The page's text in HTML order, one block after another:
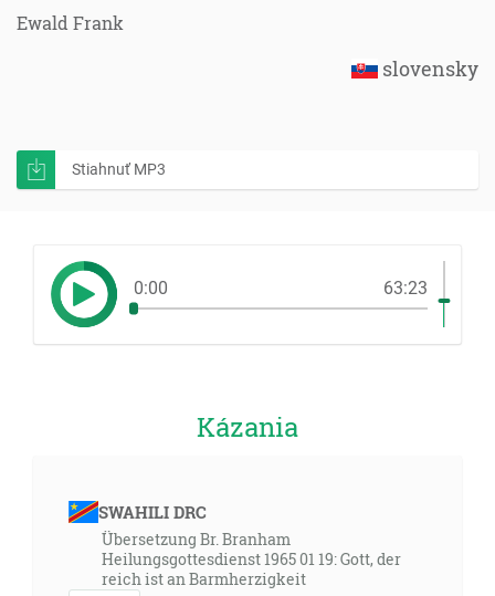
Ewald Frank
slovensky
Stiahnuť MP3
0:00 63:23
Kázania
SWAHILI DRC
Übersetzung Br. Branham
Heilungsgottesdienst 1965 01 19: Gott, der
reich ist an Barmherzigkeit